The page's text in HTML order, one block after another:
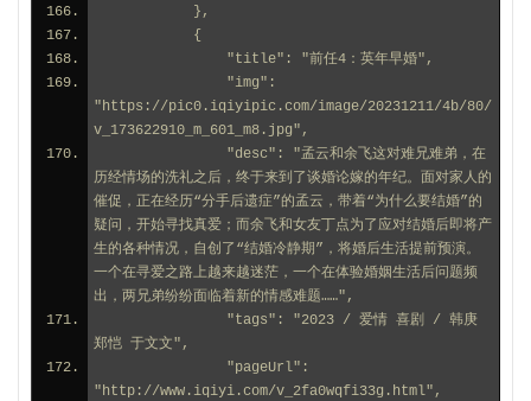
            },
            {
                "title": "前任4：英年早婚",
"https://pic0.iqiyipic.com/image/20231211/4b/80/
v_173622910_m_601_m8.jpg",
历经情场的洗礼之后，终于来到了谈婚论嫁的年纪。面对家人的
催促，正在经历“分手后遗症”的孟云，带着“为什么要结婚”的
疑问，开始寻找真爱；而余飞和女友丁点为了应对结婚后即将产
生的各种情况，自创了“结婚冷静期”，将婚后生活提前预演。
一个在寻爱之路上越来越迷茫，一个在体验婚姻生活后问题频
出，两兄弟纷纷面临着新的情感难题……",
郑恺 于文文",
"http://www.iqiyi.com/v_2fa0wqfi33g.html",